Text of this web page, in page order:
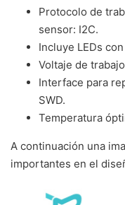
Protocolo de
sensor: I2C.
Incluye LEDs
Voltaje de
Interface para
SWD.
Temperatura
A continuación una
importantes en el